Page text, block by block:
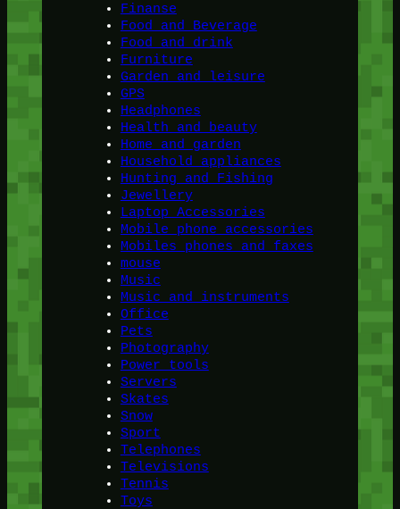
Finanse
Food and Beverage
Food and drink
Furniture
Garden and leisure
GPS
Headphones
Health and beauty
Home and garden
Household appliances
Hunting and Fishing
Jewellery
Laptop Accessories
Mobile phone accessories
Mobiles phones and faxes
mouse
Music
Music and instruments
Office
Pets
Photography
Power tools
Servers
Skates
Snow
Sport
Telephones
Televisions
Tennis
Toys